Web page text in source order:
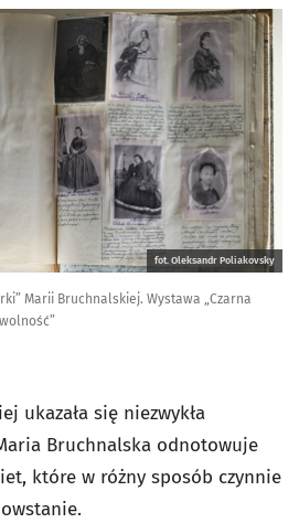
fot. Oleksandr Poliakovsky
Marii Bruchnalskiej. Wystawa „Czarna
ukazała się niezwykła
Bruchnalska odnotowuje
które w różny sposób czynnie